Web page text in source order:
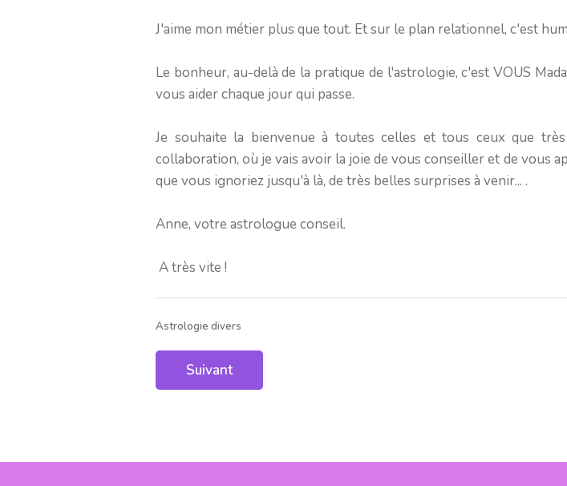
J'aime mon métier plus que tout. Et sur le plan relationnel, c'est
Le bonheur, au-delà de la pratique de l'astrologie, c'est VOUS
vous aider chaque jour qui passe.
Je souhaite la bienvenue à toutes celles et tous ceux que
collaboration, où je vais avoir la joie de vous conseiller et de vous
que vous ignoriez jusqu'à là, de très belles surprises à venir... .
Anne, votre astrologue conseil.
A très vite !
Astrologie divers
Article suivant : Aide à la précision
Suivant